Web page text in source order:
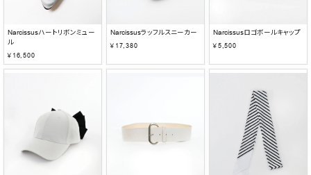
Narcissusハートリボンミュー
ル
￥16,500
Narcissusラッフルスニーカー
￥17,380
Narcissusロゴボールキャップ
￥5,500